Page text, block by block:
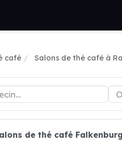
café Salons de thé café à
de thé café